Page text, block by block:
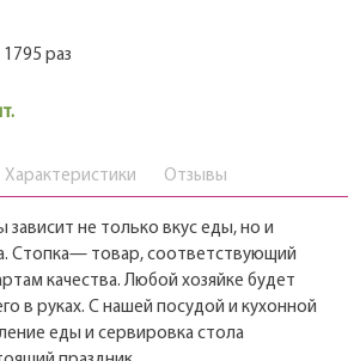
раз
Характеристики Отзывы
зависит не только вкус еды, но и
Стопка— товар, соответствующий
качества. Любой хозяйке будет
в руках. С нашей посудой и кухонной
еды и сервировка стола